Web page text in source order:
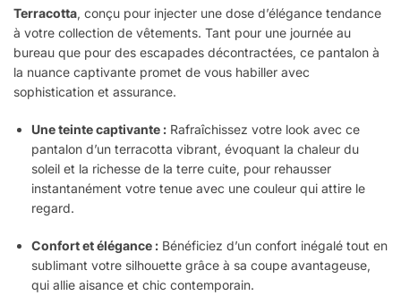
Terracotta, conçu pour injecter une dose d’élégance tendance
à votre collection de vêtements. Tant pour une journée au
bureau que pour des escapades décontractées, ce pantalon à
la nuance captivante promet de vous habiller avec
sophistication et assurance.
Une teinte captivante : Rafraîchissez votre look avec ce
pantalon d’un terracotta vibrant, évoquant la chaleur du
soleil et la richesse de la terre cuite, pour rehausser
instantanément votre tenue avec une couleur qui attire le
regard.
Confort et élégance : Bénéficiez d’un confort inégalé tout en
sublimant votre silhouette grâce à sa coupe avantageuse,
qui allie aisance et chic contemporain.